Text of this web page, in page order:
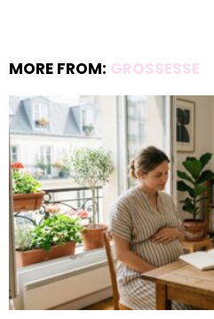
MORE FROM: GROSSESSE